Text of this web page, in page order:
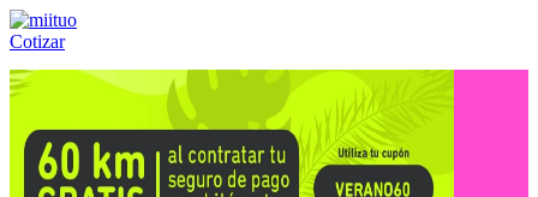
Cotizar
Llámanos al:(55) 84-21-05-00 ó